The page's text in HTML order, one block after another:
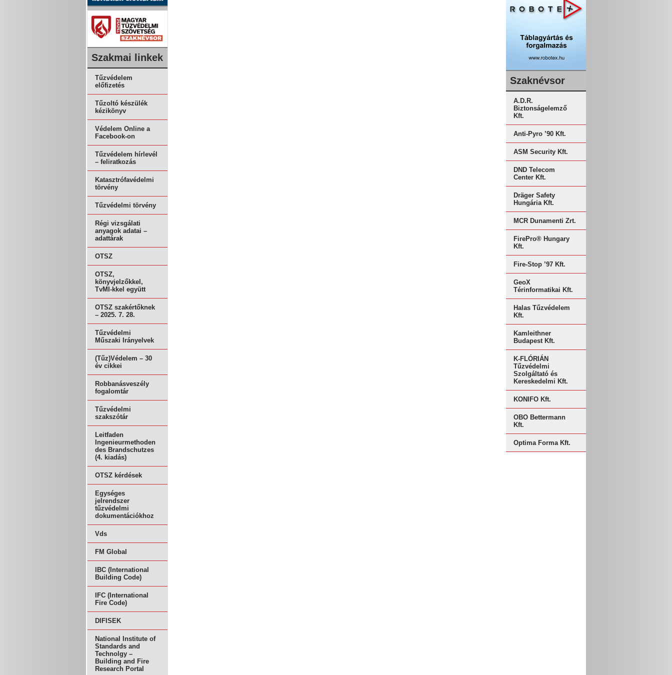
Szakmai linkek
Tűzvédelem
előfizetés
Tűzoltó készülék
kézikönyv
Védelem Online a
Facebook-on
Tűzvédelem hírlevél
– feliratkozás
Katasztrófavédelmi
törvény
Tűzvédelmi törvény
Régi vizsgálati
anyagok adatai –
adattárak
OTSZ
OTSZ,
könyvjelzőkkel,
TvMI-kkel együtt
OTSZ szakértőknek
– 2025. 7. 28.
Tűzvédelmi
Műszaki Irányelvek
(Tűz)Védelem – 30
év cikkei
Robbanásveszély
fogalomtár
Tűzvédelmi
szakszótár
Leitfaden
Ingenieurmethoden
des Brandschutzes
(4. kiadás)
OTSZ kérdések
Egységes
jelrendszer
tűzvédelmi
dokumentációkhoz
Vds
FM Global
IBC (International
Building Code)
IFC (International
Fire Code)
DIFISEK
National Institute of
Standards and
Technolgy –
Building and Fire
Research Portal
Szaknévsor
A.D.R.
Biztonságelemző
Kft.
Anti-Pyro ’90 Kft.
ASM Security Kft.
DND Telecom
Center Kft.
Dräger Safety
Hungária Kft.
MCR Dunamenti Zrt.
FirePro® Hungary
Kft.
Fire-Stop ’97 Kft.
GeoX
Térinformatikai Kft.
Halas Tűzvédelem
Kft.
Kamleithner
Budapest Kft.
K-FLÓRIÁN
Tűzvédelmi
Szolgáltató és
Kereskedelmi Kft.
KONIFO Kft.
OBO Bettermann
Kft.
Optima Forma Kft.